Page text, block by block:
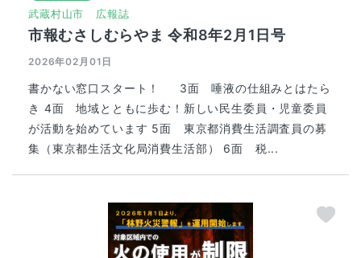
武蔵村山市 広報誌
市報むさしむらやま 令和8年2月1日号
2026年02月01日
書かない窓口スタート！ 3面 唾液の仕組みとはたら
き 4面 地域とともに歩む！新しい民生委員・児童委員
が活動を始めています 5面 東京都消費生活調査員の募
集（東京都生活文化局消費生活部） 6面 税...